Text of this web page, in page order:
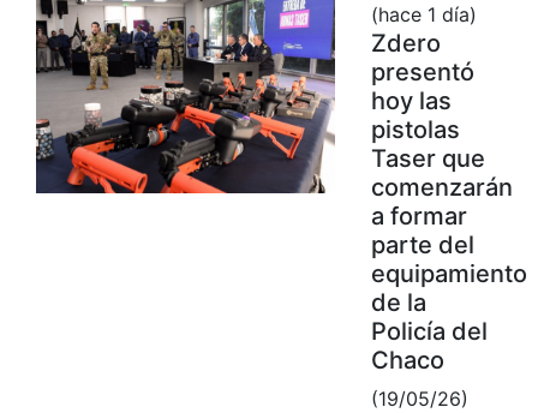
(hace 1 día)
Zdero
presentó
hoy las
pistolas
Taser que
comenzarán
a formar
parte del
equipamiento
de la
Policía del
Chaco
(19/05/26)